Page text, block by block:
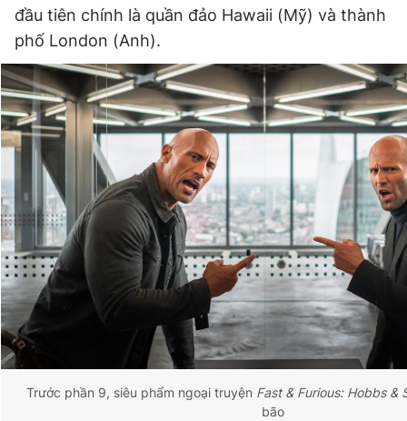
đầu tiên chính là quần đảo Hawaii (Mỹ) và thành
phố London (Anh).
Trước phần 9, siêu phẩm ngoại truyện Fast & Furious: Hobbs &
bão